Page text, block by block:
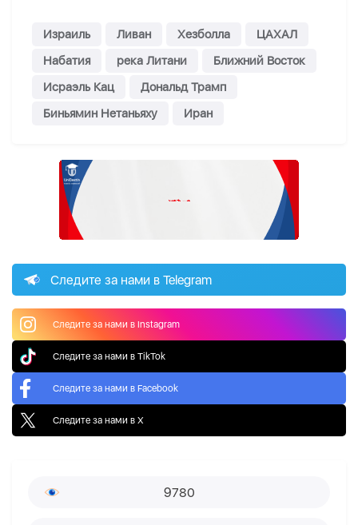
Израиль Ливан Хезболла
ЦАХАЛ
Набатия
река Литани
Ближний Восток
Исраэль Кац
Дональд Трамп
Биньямин Нетаньяху
Иран
Следите за нами в Telegram
Следите за нами в Instagram
Следите за нами в TikTok
Следите за нами в Facebook
Следите за нами в X
9780